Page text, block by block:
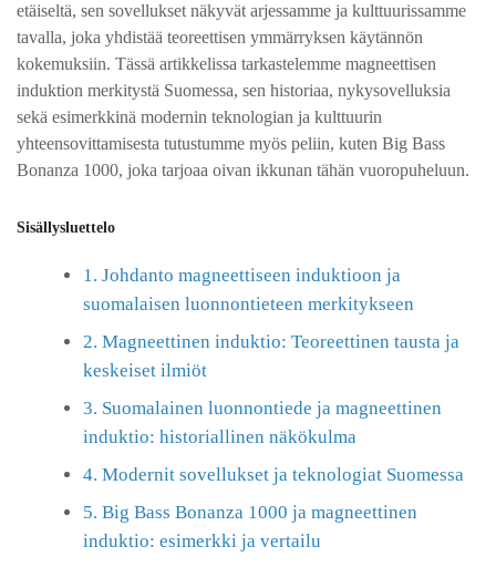
etäiseltä, sen sovellukset näkyvät arjessamme ja kulttuurissamme
tavalla, joka yhdistää teoreettisen ymmärryksen käytännön
kokemuksiin. Tässä artikkelissa tarkastelemme magneettisen
induktion merkitystä Suomessa, sen historiaa, nykysovelluksia
sekä esimerkkinä modernin teknologian ja kulttuurin
yhteensovittamisesta tutustumme myös peliin, kuten Big Bass
Bonanza 1000, joka tarjoaa oivan ikkunan tähän vuoropuheluun.
Sisällysluettelo
1. Johdanto magneettiseen induktioon ja
suomalaisen luonnontieteen merkitykseen
2. Magneettinen induktio: Teoreettinen tausta ja
keskeiset ilmiöt
3. Suomalainen luonnontiede ja magneettinen
induktio: historiallinen näkökulma
4. Modernit sovellukset ja teknologiat Suomessa
5. Big Bass Bonanza 1000 ja magneettinen
induktio: esimerkki ja vertailu